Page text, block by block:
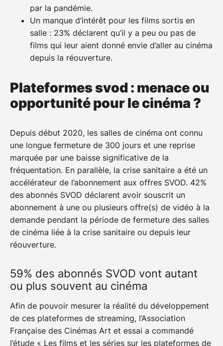
par la pandémie.
Un manque d’intérêt pour les films sortis en
salle : 23% déclarent qu’il y a peu ou pas de
films qui leur aient donné envie d’aller au cinéma
depuis la réouverture.
Plateformes svod : menace ou
opportunité pour le cinéma ?
Depuis début 2020, les salles de cinéma ont connu
une longue fermeture de 300 jours et une reprise
marquée par une baisse significative de la
fréquentation. En parallèle, la crise sanitaire a été un
accélérateur de l’abonnement aux offres SVOD. 42%
des abonnés SVOD déclarent avoir souscrit un
abonnement à une ou plusieurs offre(s) de vidéo à la
demande pendant la période de fermeture des salles
de cinéma liée à la crise sanitaire ou depuis leur
réouverture.
59% des abonnés SVOD vont autant
ou plus souvent au cinéma
Afin de pouvoir mesurer la réalité du développement
de ces plateformes de streaming, l’Association
Française des Cinémas Art et essai a commandé
l’étude « Les films et les séries sur les plateformes de